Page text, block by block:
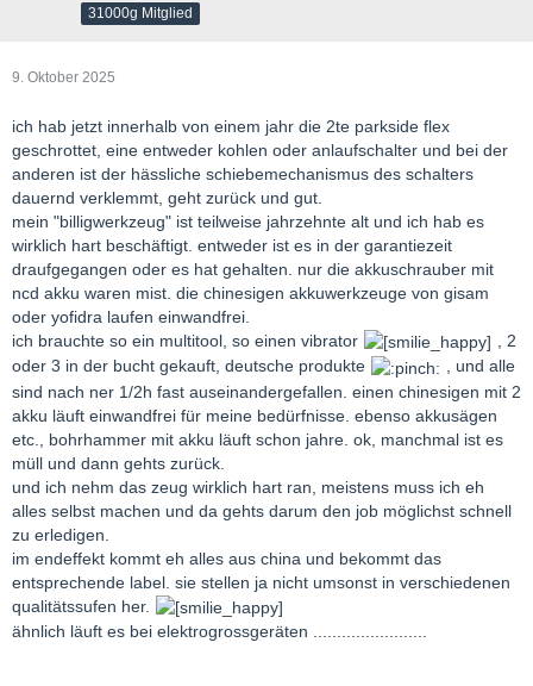
31000g Mitglied
9. Oktober 2025
ich hab jetzt innerhalb von einem jahr die 2te parkside flex
geschrottet, eine entweder kohlen oder anlaufschalter und bei der
anderen ist der hässliche schiebemechanismus des schalters
dauernd verklemmt, geht zurück und gut.
mein "billigwerkzeug" ist teilweise jahrzehnte alt und ich hab es
wirklich hart beschäftigt. entweder ist es in der garantiezeit
draufgegangen oder es hat gehalten. nur die akkuschrauber mit
ncd akku waren mist. die chinesigen akkuwerkzeuge von gisam
oder yofidra laufen einwandfrei.
ich brauchte so ein multitool, so einen vibrator
, 2
oder 3 in der bucht gekauft, deutsche produkte
, und alle
sind nach ner 1/2h fast auseinandergefallen. einen chinesigen mit 2
akku läuft einwandfrei für meine bedürfnisse. ebenso akkusägen
etc., bohrhammer mit akku läuft schon jahre. ok, manchmal ist es
müll und dann gehts zurück.
und ich nehm das zeug wirklich hart ran, meistens muss ich eh
alles selbst machen und da gehts darum den job möglichst schnell
zu erledigen.
im endeffekt kommt eh alles aus china und bekommt das
entsprechende label. sie stellen ja nicht umsonst in verschiedenen
qualitätssufen her.
ähnlich läuft es bei elektrogrossgeräten ........................